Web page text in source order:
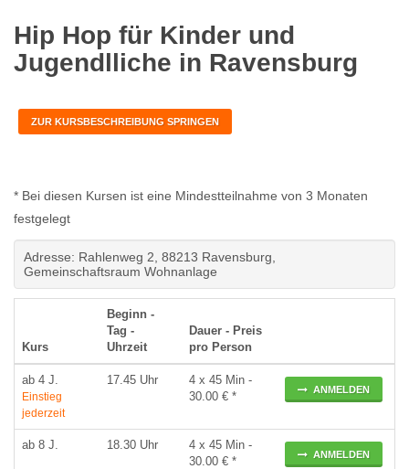
Hip Hop für Kinder und
Jugendlliche in Ravensburg
ZUR KURSBESCHREIBUNG SPRINGEN
* Bei diesen Kursen ist eine Mindestteilnahme von 3 Monaten
festgelegt
Adresse: Rahlenweg 2, 88213 Ravensburg,
Gemeinschaftsraum Wohnanlage
Kurs
Beginn -
Tag -
Uhrzeit
Dauer - Preis
pro Person
ab 4 J.
Einstieg
jederzeit
17.45 Uhr
4 x 45 Min -
30.00 € *
ANMELDEN
ab 8 J. 18.30 Uhr
4 x 45 Min -
30.00 € *
ANMELDEN